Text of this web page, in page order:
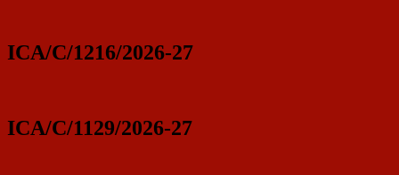
ICA/C/1216/2026-27
ICA/C/1129/2026-27